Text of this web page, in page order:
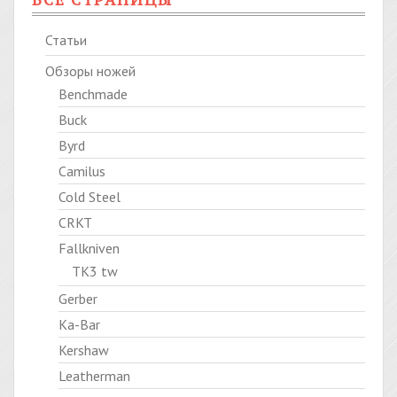
Статьи
Обзоры ножей
Benchmade
Buck
Byrd
Camilus
Cold Steel
CRKT
Fallkniven
TK3 tw
Gerber
Ka-Bar
Kershaw
Leatherman